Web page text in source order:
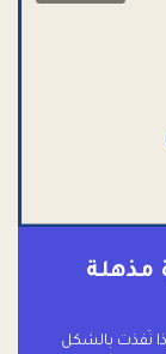
مذهلة
نُفذت بالشكل